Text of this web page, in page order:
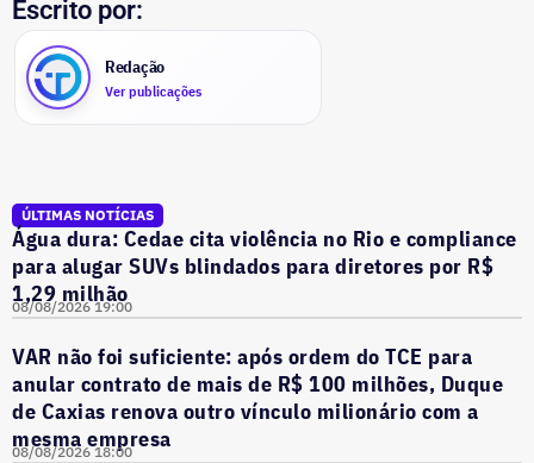
Escrito por:
Redação
Ver publicações
ÚLTIMAS NOTÍCIAS
Água dura: Cedae cita violência no Rio e compliance
para alugar SUVs blindados para diretores por R$
1,29 milhão
08/08/2026 19:00
VAR não foi suficiente: após ordem do TCE para
anular contrato de mais de R$ 100 milhões, Duque
de Caxias renova outro vínculo milionário com a
mesma empresa
08/08/2026 18:00